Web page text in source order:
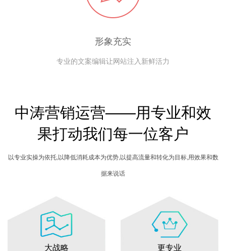
形象充实
专业的文案编辑让网站注入新鲜活力
中涛营销运营——用专业和效
果打动我们每一位客户
以专业实操为依托,以降低消耗成本为优势,以提高流量和转化为目标,用效果和数
据来说话
大战略 更专业